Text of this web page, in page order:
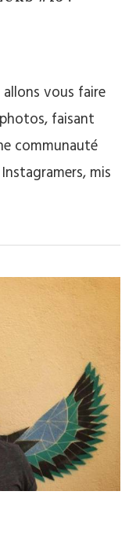
vous faire
faisant
communauté
mis